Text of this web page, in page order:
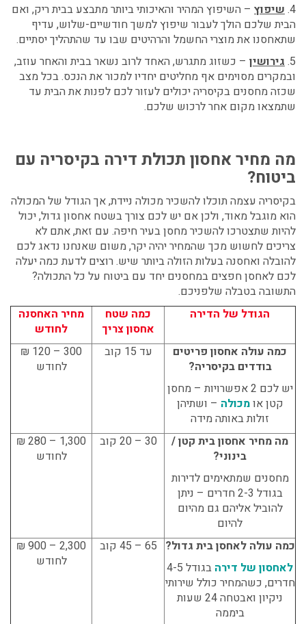
4. שיפוץ – השיפוץ המהיר והאיכותי ביותר מתבצע בבית ריק, ואם
הבית שלכם הולך לעבור שיפוץ למשך חודשיים-שלוש, עדיף
שתאחסנו את מוצרי החשמל והרהיטים שבו עד שהתהליך יסתיים.
5. גירושין – כשזוג מתגרש, האחד לרוב נשאר בבית והאחר עוזב,
ובמקרים מסוימים אף מחליטים יחדיו למכור את הנכס. בכל מצב
שכזה מחסנים בקיסריה יכולים לעזור לכם לפנות את הבית עד
שתמצאו מקום אחר לרכוש שלכם.
מה מחיראחסון תכולת דירה בקיסריה עם
ביטוח?
בקיסריה עצמה תוכלו להשכיר מכולה ניידת, אך הגודל של המכולה
הוא מוגבל מאוד, ולכן אם יש לכם צורך בשטח אחסון גדול, יכול
להיות שתצטרכו להשכיר מחסן בעיר חיפה. עם זאת, אתם לא
צריכים לחשוש מכך שהמחיר יהיה יקר, משום שאנחנו נדאג לכם
להובלה ואחסנה בעלות הזולה ביותר שיש. רוצים לדעת כמה יעלה
לכם לאחסן חפצים במחסנים יחד עם ביטוח על כל התכולה?
התשובה בטבלה שלפניכם.
הגודל של הדירה
כמה שטח
אחסון צריך
מחיר האחסנה
לחודש
כמה עולה אחסון פריטים
בודדים בקיסריה?
יש לכם 2 אפשרויות – מחסן
קטן אומכולה – ושתיהן
זולות באותה מידה
עד 15 קוב
300 – 120 ₪
לחודש
מה מחיר אחסון בית קטן /
בינוני?
מחסנים שמתאימים לדירות
בגודל 2-3 חדרים – ניתן
להוביל אליהם גם מהיום
להיום
30 – 20 קוב
1,300 – 280 ₪
לחודש
כמה עולה לאחסן בית גדול?
לאחסון של דירה
בגודל 4-5
חדרים, כשהמחיר כולל שירותי
ניקיון ואבטחה 24 שעות
ביממה
65 – 45 קוב
2,300 – 900 ₪
לחודש